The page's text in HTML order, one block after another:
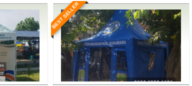
BEST SELLER